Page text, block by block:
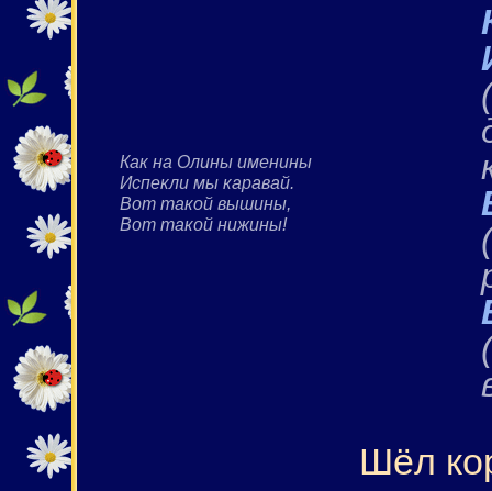
Как на Олины именины
Испекли мы каравай.
Вот такой вышины,
Вот такой нижины!
Шёл